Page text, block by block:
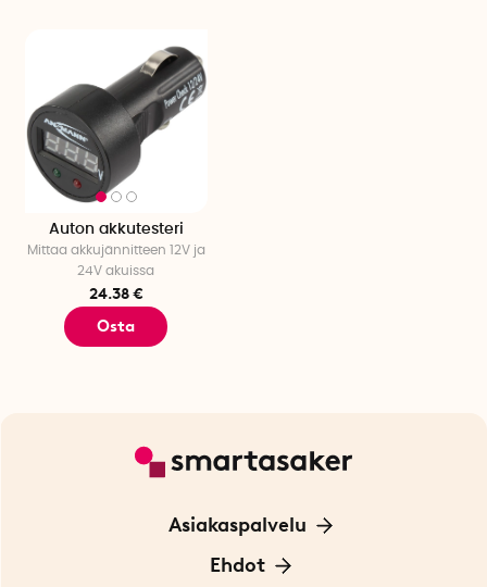
Auton akkutesteri
Mittaa akkujännitteen 12V ja
24V akuissa
24.38 €
Osta
Asiakaspalvelu
Ota yhteyttä
Ehdot